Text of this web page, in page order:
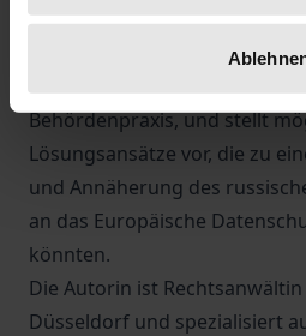
Datenschutzniveaus eines
analysiert die Rechtslage in
Behördenpraxis, und stellt
Lösungsansätze vor, die zu
und Annäherung des
an das Europäische
könnten.
Die Autorin ist
Düsseldorf und spezialisiert